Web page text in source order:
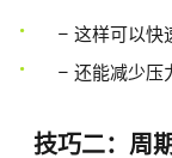
– 这样可以快
– 还能减少压
技巧二：周